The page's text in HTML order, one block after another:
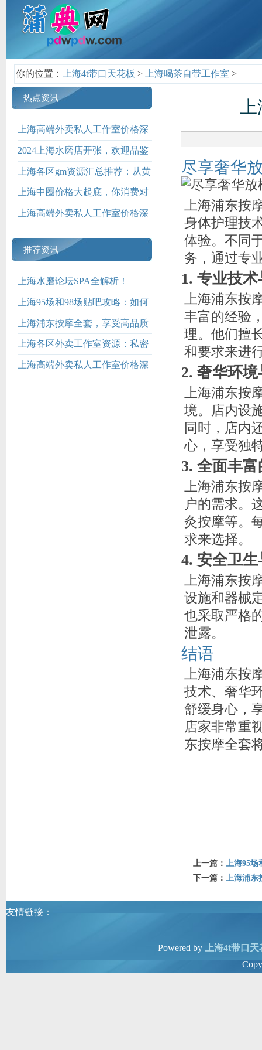
你的位置： 上海4t带口天花板 > 上海喝茶自带工作室 >
热点资讯
上海高端外卖私人工作室价格深
度解析_138
2024上海水磨店开张，欢迎品鉴
上海各区gm资源汇总推荐：从黄
浦到浦东全覆盖
上海中圈价格大起底，你消费对
了吗？
上海高端外卖私人工作室价格深
推荐资讯
上海水磨论坛SPA全解析！
上海95场和98场贴吧攻略：如何
快速找到优质茶馆_574
上海浦东按摩全套，享受高品质
按摩服务！
上海各区外卖工作室资源：私密
服务全渠道汇总
上海高端外卖私人工作室价格深
上
尽享奢华
上海浦东按
身体护理技
体验。不同
务，通过专
1. 专业技
上海浦东按
丰富的经验
理。他们擅
和要求来进
2. 奢华环
上海浦东按
境。店内设
同时，店内
心，享受独
3. 全面丰
上海浦东按
户的需求。
灸按摩等。
求来选择。
4. 安全卫
上海浦东按
设施和器械
也采取严格
泄露。
结语
上海浦东按
技术、奢华
舒缓身心，
店家非常重
东按摩全套
上一篇： 上海95场
下一篇： 上海浦东
友情链接：
Powered by
上海4t带口